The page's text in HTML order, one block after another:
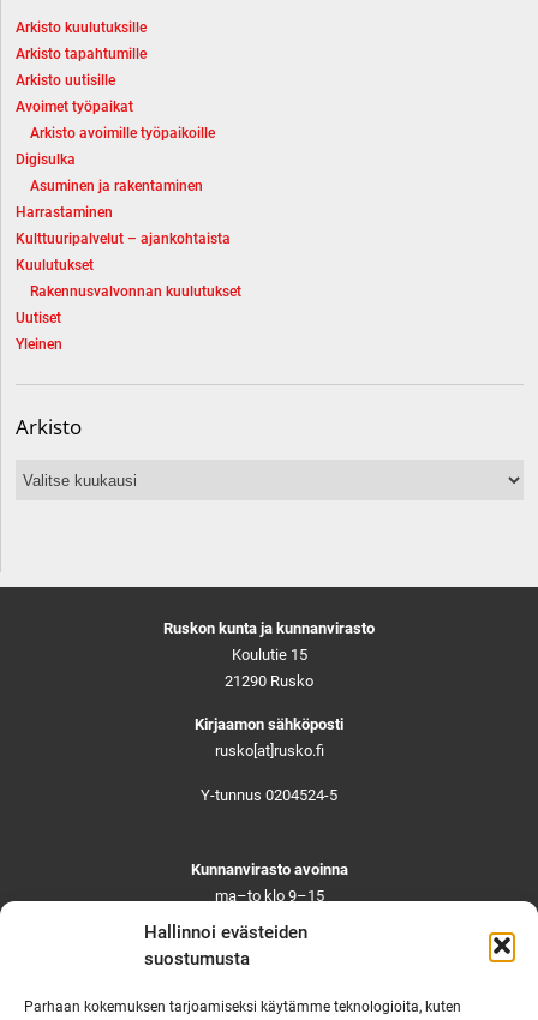
Hallinnoi evästeiden
suostumusta
Parhaan kokemuksen tarjoamiseksi käytämme teknologioita, kuten
Arkisto kuulutuksille
Arkisto tapahtumille
Arkisto uutisille
Avoimet työpaikat
Arkisto avoimille työpaikoille
Digisulka
Asuminen ja rakentaminen
Harrastaminen
Kulttuuripalvelut – ajankohtaista
Kuulutukset
Rakennusvalvonnan kuulutukset
Uutiset
Yleinen
Arkisto
Arkisto
Ruskon kunta ja kunnanvirasto
Koulutie 15
21290 Rusko
Kirjaamon sähköposti
rusko[at]rusko.fi
Y-tunnus 0204524-5
Kunnanvirasto avoinna
ma–to klo 9–15
pe ja aattoina klo 9–14